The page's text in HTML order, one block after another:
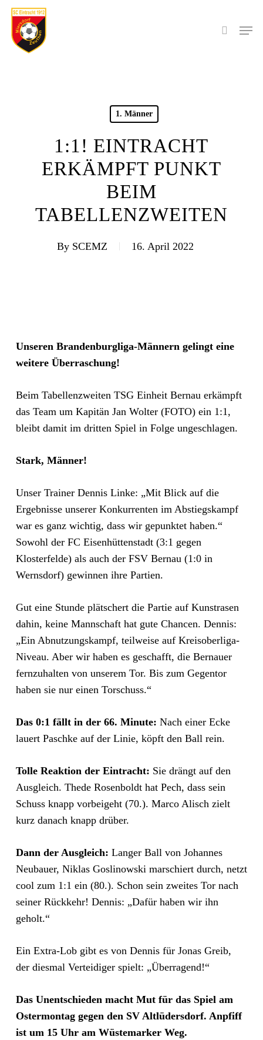
Skip
main
content
search
Menu
1. Männer
1:1! EINTRACHT
ERKÄMPFT PUNKT
BEIM
TABELLENZWEITEN
By SCEMZ 16. April 2022
Unseren Brandenburgliga-Männern gelingt eine
weitere Überraschung!
Beim Tabellenzweiten TSG Einheit Bernau erkämpft
das Team um Kapitän Jan Wolter (FOTO) ein 1:1,
bleibt damit im dritten Spiel in Folge ungeschlagen.
Stark, Männer!
Unser Trainer Dennis Linke: „Mit Blick auf die
Ergebnisse unserer Konkurrenten im Abstiegskampf
war es ganz wichtig, dass wir gepunktet haben.“
Sowohl der FC Eisenhüttenstadt (3:1 gegen
Klosterfelde) als auch der FSV Bernau (1:0 in
Wernsdorf) gewinnen ihre Partien.
Gut eine Stunde plätschert die Partie auf Kunstrasen
dahin, keine Mannschaft hat gute Chancen. Dennis:
„Ein Abnutzungskampf, teilweise auf Kreisoberliga-
Niveau. Aber wir haben es geschafft, die Bernauer
fernzuhalten von unserem Tor. Bis zum Gegentor
haben sie nur einen Torschuss.“
Das 0:1 fällt in der 66. Minute: Nach einer Ecke
lauert Paschke auf der Linie, köpft den Ball rein.
Tolle Reaktion der Eintracht: Sie drängt auf den
Ausgleich. Thede Rosenboldt hat Pech, dass sein
Schuss knapp vorbeigeht (70.). Marco Alisch zielt
kurz danach knapp drüber.
Dann der Ausgleich: Langer Ball von Johannes
Neubauer, Niklas Goslinowski marschiert durch, netzt
cool zum 1:1 ein (80.). Schon sein zweites Tor nach
seiner Rückkehr! Dennis: „Dafür haben wir ihn
geholt.“
Ein Extra-Lob gibt es von Dennis für Jonas Greib,
der diesmal Verteidiger spielt: „Überragend!“
Das Unentschieden macht Mut für das Spiel am
Ostermontag gegen den SV Altlüdersdorf. Anpfiff
ist um 15 Uhr am Wüstemarker Weg.